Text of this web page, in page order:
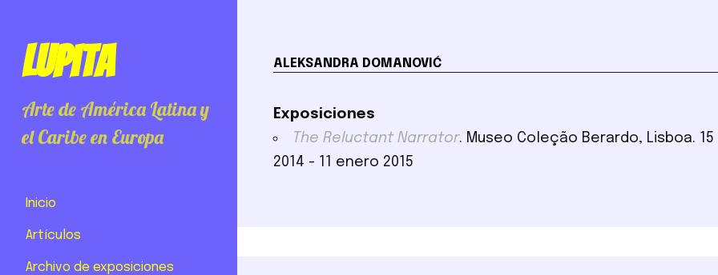
Lupita
Arte de América Latina y
el Caribe en Europa
Inicio
Artículos
Archivo de exposiciones
ALEKSANDRA DOMANOVIĆ
Exposiciones
The Reluctant Narrator. Museo Coleção Berardo, Lisboa.
2014 - 11 enero 2015